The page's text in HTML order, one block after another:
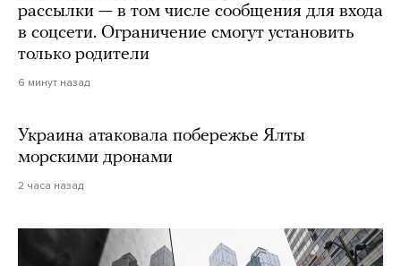
рассылки — в том числе сообщения для входа
в соцсети. Ограничение смогут установить
только родители
6 минут назад
Украина атаковала побережье Ялты
морскими дронами
2 часа назад